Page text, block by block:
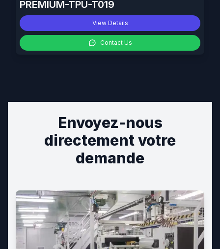
PREMIUM-TPU-T019
View Details
Contact Us
Envoyez-nous
directement votre
demande